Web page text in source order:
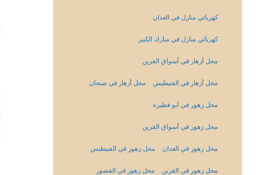
كهربائي منازل في العدان
كهربائي منازل في مبارك الكبير
محل أزهار في أسواق القرين
محل أزهار في الفنيطيس محل أزهار في صبحان
محل زهور في أبو فطيرة
محل زهور في أسواق القرين
محل زهور في العدان محل زهور في الفنيطيس
محل زهور في القرين محل زهور في القصور